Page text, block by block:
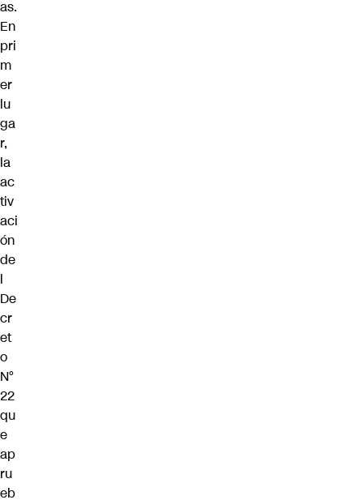
as.
En
pri
m
er
lu
ga
r,
la
ac
tiv
aci
ón
de
l
De
cr
et
o
N°
22
qu
e
ap
ru
eb